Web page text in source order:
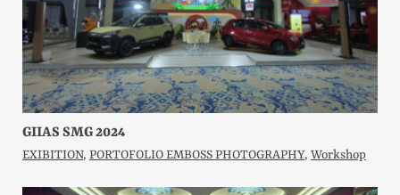
GIIAS SMG 2024
EXIBITION, PORTOFOLIO EMBOSS PHOTOGRAPHY, Workshop